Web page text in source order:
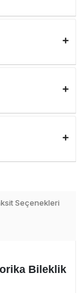
Seçenekleri
Bileklik